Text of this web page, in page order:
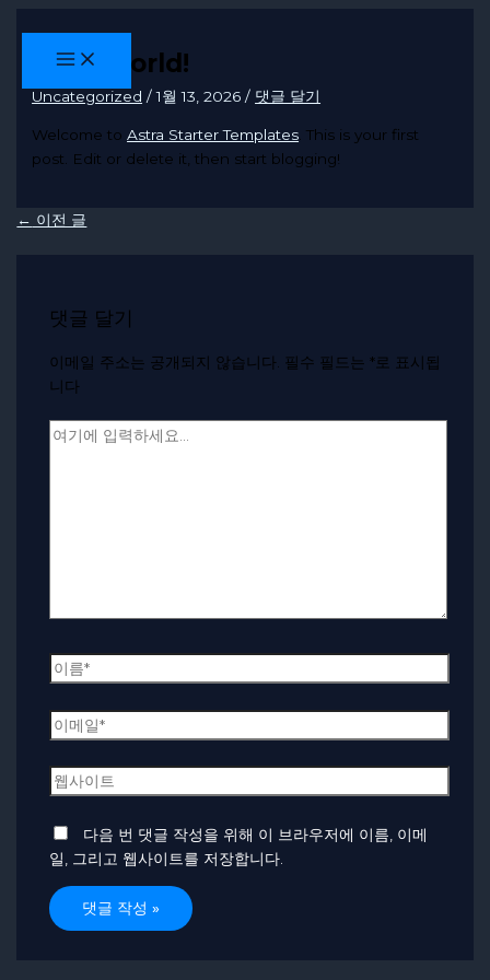
로
Hello world!
Uncategorized /1월 13, 2026/ 댓글 달기
Welcome toAstra Starter Templates . This is your first
post. Edit or delete it, then start blogging!
← 이전 글
댓글 달기
이메일 주소는 공개되지 않습니다. 필수 필드는 *로 표시됩
니다
여
이
름
*이
메
일
*
웹
사
이
트
다음 번 댓글 작성을 위해 이 브라우저에 이름, 이메
일, 그리고 웹사이트를 저장합니다.